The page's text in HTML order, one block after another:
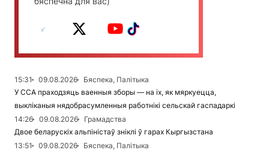
15:31 09.08.2026
Бяспека, Палітыка
У ССА праходзяць ваенныя зборы — на іх, як мяркуецца,
выкліканыя нядобрасумленныя работнікі сельскай гаспадаркі
14:26
09.08.2026
Грамадства
Двое беларускіх альпіністаў зніклі ў гарах Кыргызстана
13:51
09.08.2026
Бяспека, Палітыка